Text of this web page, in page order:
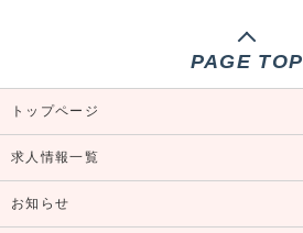
PAGE TOP
トップページ
求人情報一覧
お知らせ